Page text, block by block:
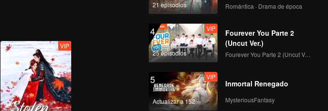
VIP
21 episodios Romántica · Drama de época
4
25 episodios
VIP
Fourever You Parte 2
(Uncut Ver.)
Fourever You Parte 2 (Uncut Ver.)
5
Actualizar a 152
VIP
Inmortal Renegado
MysteriousFantasy